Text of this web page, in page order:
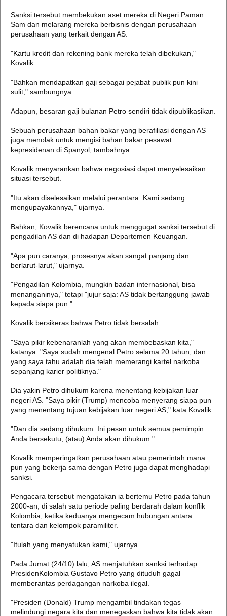
Sanksi tersebut membekukan aset mereka di Negeri Paman
Sam dan melarang mereka berbisnis dengan perusahaan
perusahaan yang terkait dengan AS.
"Kartu kredit dan rekening bank mereka telah dibekukan,"
Kovalik.
"Bahkan mendapatkan gaji sebagai pejabat publik pun kini
sulit," sambungnya.
Adapun, besaran gaji bulanan Petro sendiri tidak dipublikasikan.
Sebuah perusahaan bahan bakar yang berafiliasi dengan AS
juga menolak untuk mengisi bahan bakar pesawat
kepresidenan di Spanyol, tambahnya.
Kovalik menyarankan bahwa negosiasi dapat menyelesaikan
situasi tersebut.
"Itu akan diselesaikan melalui perantara. Kami sedang
mengupayakannya," ujarnya.
Bahkan, Kovalik berencana untuk menggugat sanksi tersebut di
pengadilan AS dan di hadapan Departemen Keuangan.
"Apa pun caranya, prosesnya akan sangat panjang dan
berlarut-larut," ujarnya.
"Pengadilan Kolombia, mungkin badan internasional, bisa
menanganinya," tetapi "jujur saja: AS tidak bertanggung jawab
kepada siapa pun."
Kovalik bersikeras bahwa Petro tidak bersalah.
"Saya pikir kebenaranlah yang akan membebaskan kita,"
katanya. "Saya sudah mengenal Petro selama 20 tahun, dan
yang saya tahu adalah dia telah memerangi kartel narkoba
sepanjang karier politiknya."
Dia yakin Petro dihukum karena menentang kebijakan luar
negeri AS. "Saya pikir (Trump) mencoba menyerang siapa pun
yang menentang tujuan kebijakan luar negeri AS," kata Kovalik.
"Dan dia sedang dihukum. Ini pesan untuk semua pemimpin:
Anda bersekutu, (atau) Anda akan dihukum."
Kovalik memperingatkan perusahaan atau pemerintah mana
pun yang bekerja sama dengan Petro juga dapat menghadapi
sanksi.
Pengacara tersebut mengatakan ia bertemu Petro pada tahun
2000-an, di salah satu periode paling berdarah dalam konflik
Kolombia, ketika keduanya mengecam hubungan antara
tentara dan kelompok paramiliter.
"Itulah yang menyatukan kami," ujarnya.
Pada Jumat (24/10) lalu, AS menjatuhkan sanksi terhadap
PresidenKolombia Gustavo Petro yang dituduh gagal
memberantas perdagangan narkoba ilegal.
"Presiden (Donald) Trump mengambil tindakan tegas
melindungi negara kita dan menegaskan bahwa kita tidak akan